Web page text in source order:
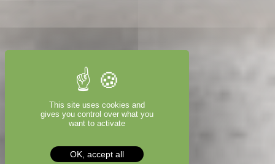
This site uses cookies and
gives you control over what you
want to activate
OK, accept all